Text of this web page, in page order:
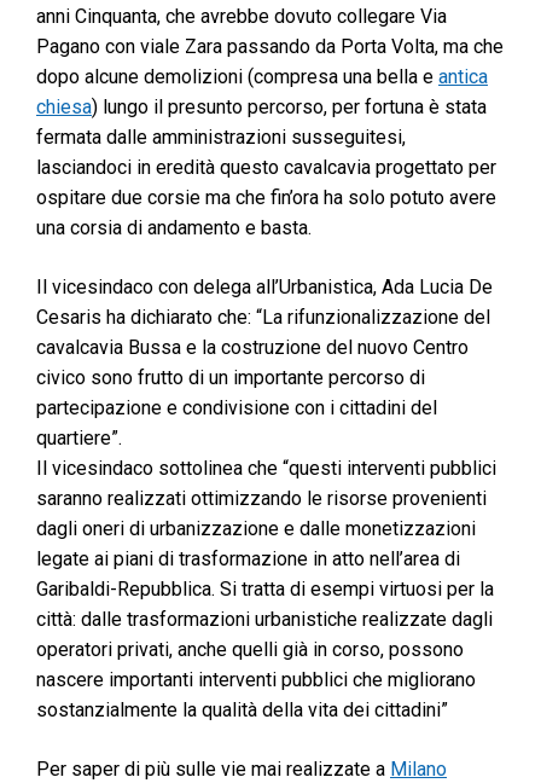
anni Cinquanta, che avrebbe dovuto collegare Via
Pagano con viale Zara passando da Porta Volta, ma che
dopo alcune demolizioni (compresa una bella e antica
chiesa) lungo il presunto percorso, per fortuna è stata
fermata dalle amministrazioni susseguitesi,
lasciandoci in eredità questo cavalcavia progettato per
ospitare due corsie ma che fin’ora ha solo potuto avere
una corsia di andamento e basta.
Il vicesindaco con delega all’Urbanistica, Ada Lucia De
Cesaris ha dichiarato che: “La rifunzionalizzazione del
cavalcavia Bussa e la costruzione del nuovo Centro
civico sono frutto di un importante percorso di
partecipazione e condivisione con i cittadini del
quartiere”.
Il vicesindaco sottolinea che “questi interventi pubblici
saranno realizzati ottimizzando le risorse provenienti
dagli oneri di urbanizzazione e dalle monetizzazioni
legate ai piani di trasformazione in atto nell’area di
Garibaldi-Repubblica. Si tratta di esempi virtuosi per la
città: dalle trasformazioni urbanistiche realizzate dagli
operatori privati, anche quelli già in corso, possono
nascere importanti interventi pubblici che migliorano
sostanzialmente la qualità della vita dei cittadini”
Per saper di più sulle vie mai realizzate a Milano